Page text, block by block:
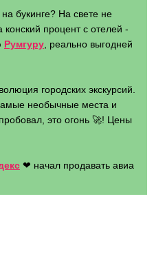
букинге? На свете не
конский процент с отелей -
Румгуру , реально выгодней
городских экскурсий.
необычные места и
это огонь 🚀! Цены
❤ начал продавать авиа